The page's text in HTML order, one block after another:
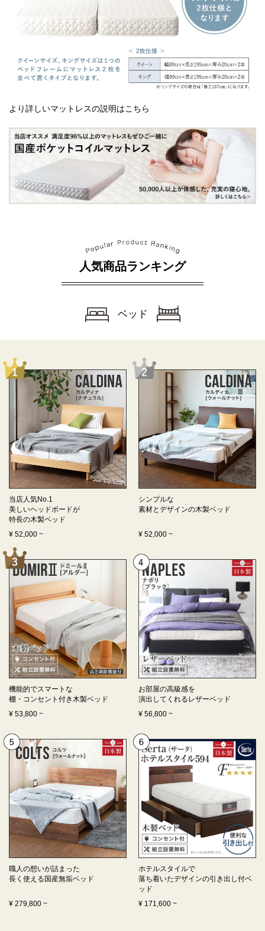
より詳しいマットレスの説明はこちら
人気商品ランキング
ベッド
当店人気No.1
美しいヘッドボードが
特長の木製ベッド
¥ 52,000 ~
シンプルな
素材とデザインの木製ベッド
¥ 52,000 ~
機能的でスマートな
棚・コンセント付き木製ベッド
¥ 53,800 ~
お部屋の高級感を
演出してくれるレザーベッド
¥ 56,800 ~
職人の想いが詰まった
長く使える 国産無垢ベッド
¥ 279,800 ~
ホテルスタイルで
落ち着いたデザインの引き出し付ベ
ッド
¥ 171,600 ~